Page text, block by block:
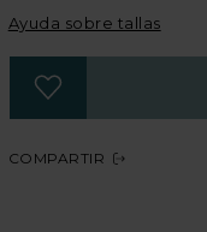
Ayuda sobre tallas
COMPARTIR